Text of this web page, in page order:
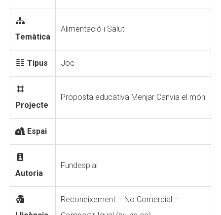
Temàtica
Alimentació i Salut
Tipus Joc
Projecte
Proposta educativa Menjar Canvia el món
Espai
Autoria
Fundesplai
Reconeixement – No Comercial –